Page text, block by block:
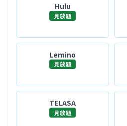
Hulu
見放題
Lemino
見放題
TELASA
見放題